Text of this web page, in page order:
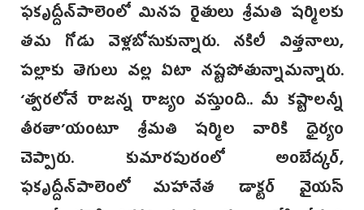
ఫకృద్దీన్‌పాలెంలో మినప రైతులు శ్రీమతి షర్మిలకు
తమ గోడు వెళ్లబోసుకున్నారు. నకిలీ విత్తనాలు,
పల్లాకు తెగులు వల్ల ఏటా నష్టపోతున్నామన్నారు.
‘త్వరలోనే రాజన్న రాజ్యం వస్తుంది.. మీ కష్టాలన్నీ
తీరతా’యంటూ శ్రీమతి షర్మిల వారికి ధైర్యం
చెప్పారు. కుమారపురంలో అంబేద్కర్,
ఫకృద్దీ‌న్‌పాలెంలో మహానేత డాక్టర్ వైయస్‌